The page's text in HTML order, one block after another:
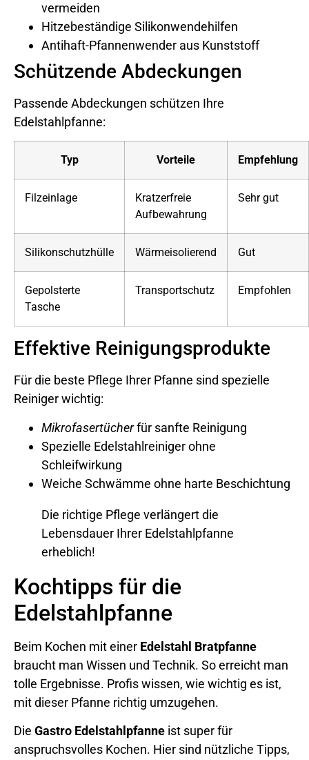
vermeiden
Hitzebeständige Silikonwendehilfen
Antihaft-Pfannenwender aus Kunststoff
Schützende Abdeckungen
Passende Abdeckungen schützen Ihre
Edelstahlpfanne:
Typ Vorteile Empfehlung
Filzeinlage
Kratzerfreie
Aufbewahrung
Sehr gut
Silikonschutzhülle Wärmeisolierend Gut
Gepolsterte
Tasche
Transportschutz Empfohlen
Effektive Reinigungsprodukte
Für die beste Pflege Ihrer Pfanne sind spezielle
Reiniger wichtig:
Mikrofasertücherfür sanfte Reinigung
Spezielle Edelstahlreiniger ohne
Schleifwirkung
Weiche Schwämme ohne harte Beschichtung
Die richtige Pflege verlängert die
Lebensdauer Ihrer Edelstahlpfanne
erheblich!
Kochtipps für die
Edelstahlpfanne
Beim Kochen mit einer Edelstahl Bratpfanne
braucht man Wissen und Technik. So erreicht man
tolle Ergebnisse. Profis wissen, wie wichtig es ist,
mit dieser Pfanne richtig umzugehen.
Die Gastro Edelstahlpfanne ist super für
anspruchsvolles Kochen. Hier sind nützliche Tipps,